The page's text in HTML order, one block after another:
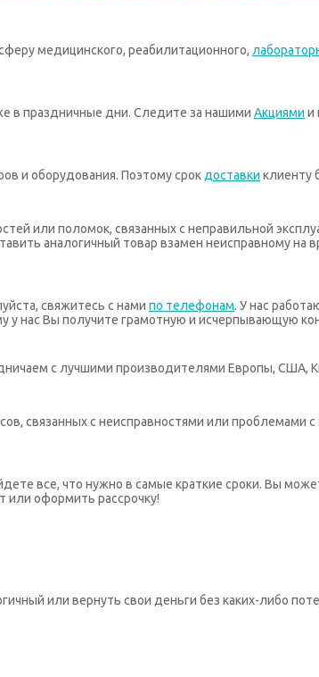
медицинского, реабилитационного,
в праздничные дни. Следите за нашими Акциями и
и оборудования. Поэтому срокдоставки клиенту
или поломок, связанных с неправильной
аналогичный товар взамен неисправному на
свяжитесь с нами по телефонам. У нас
нас Вы получите грамотную и исчерпывающую
с лучшими производителями Европы, США,
связанных с неисправностями или проблемами
все, что нужно в самые краткие сроки. Вы
или оформить рассрочку!
или вернуть свои деньги без каких-либо